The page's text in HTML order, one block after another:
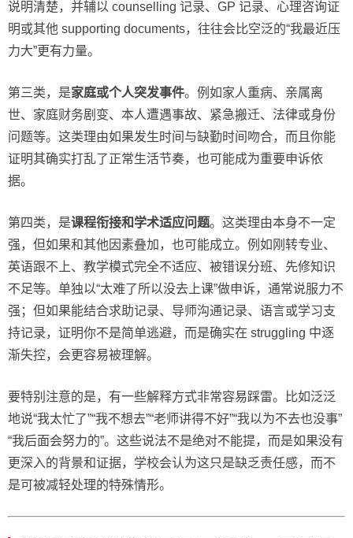
说明清楚，并辅以 counselling 记录、GP 记录、心理咨询证
明或其他 supporting documents，往往会比空泛的“我最近压
力大”更有力量。
第三类，是家庭或个人突发事件。例如家人重病、亲属离
世、家庭财务剧变、本人遭遇事故、紧急搬迁、法律或身份
问题等。这类理由如果发生时间与缺勤时间吻合，而且你能
证明其确实打乱了正常生活节奏，也可能成为重要申诉依
据。
第四类，是课程衔接和学术适应问题。这类理由本身不一定
强，但如果和其他因素叠加，也可能成立。例如刚转专业、
英语跟不上、教学模式完全不适应、被错误分班、先修知识
不足等。单独以“太难了所以没去上课”做申诉，通常说服力不
强；但如果能结合求助记录、导师沟通记录、语言或学习支
持记录，证明你不是简单逃避，而是确实在 struggling 中逐
渐失控，会更容易被理解。
要特别注意的是，有一些解释方式非常容易踩雷。比如泛泛
地说“我太忙了”“我不想去”“老师讲得不好”“我以为不去也没事”
“我后面会努力的”。这些说法不是绝对不能提，而是如果没有
更深入的背景和证据，学校会认为这只是缺乏责任感，而不
是可被减轻处理的特殊情形。